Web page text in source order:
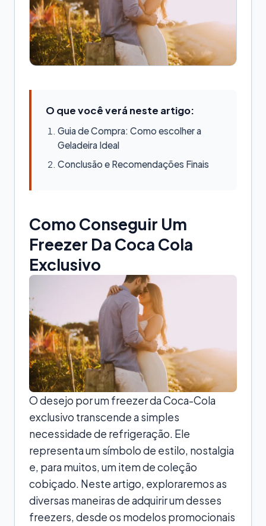
O que você verá neste artigo:
Guia de Compra: Como escolher a
Geladeira Ideal
Conclusão e Recomendações Finais
Como Conseguir Um
Freezer Da Coca Cola
Exclusivo
O desejo por um freezer da Coca-Cola
exclusivo transcende a simples
necessidade de refrigeração. Ele
representa um símbolo de estilo, nostalgia
e, para muitos, um item de coleção
cobiçado. Neste artigo, exploraremos as
diversas maneiras de adquirir um desses
freezers, desde os modelos promocionais